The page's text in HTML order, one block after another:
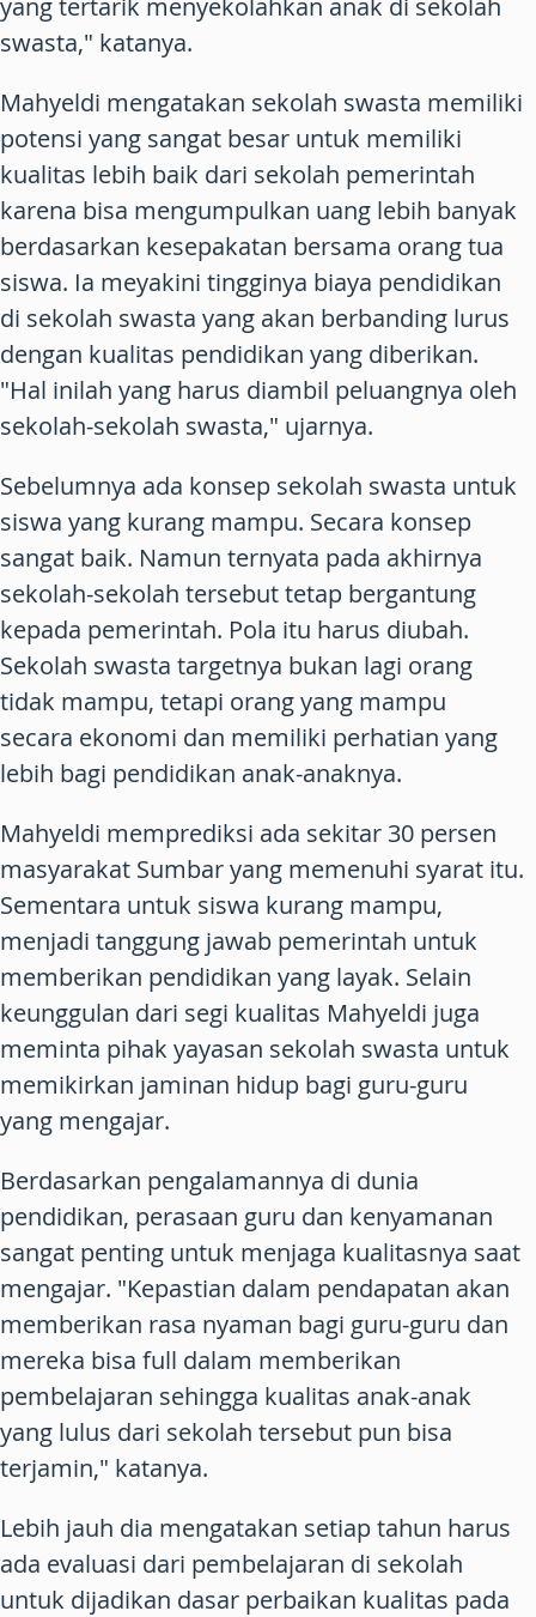
swasta," katanya.
Mahyeldi mengatakan sekolah swasta memiliki
potensi yang sangat besar untuk memiliki
kualitas lebih baik dari sekolah pemerintah
karena bisa mengumpulkan uang lebih banyak
berdasarkan kesepakatan bersama orang tua
siswa. Ia meyakini tingginya biaya pendidikan
di sekolah swasta yang akan berbanding lurus
dengan kualitas pendidikan yang diberikan.
"Hal inilah yang harus diambil peluangnya oleh
sekolah-sekolah swasta," ujarnya.
Sebelumnya ada konsep sekolah swasta untuk
siswa yang kurang mampu. Secara konsep
sangat baik. Namun ternyata pada akhirnya
sekolah-sekolah tersebut tetap bergantung
kepada pemerintah. Pola itu harus diubah.
Sekolah swasta targetnya bukan lagi orang
tidak mampu, tetapi orang yang mampu
secara ekonomi dan memiliki perhatian yang
lebih bagi pendidikan anak-anaknya.
Mahyeldi memprediksi ada sekitar 30 persen
masyarakat Sumbar yang memenuhi syarat itu.
Sementara untuk siswa kurang mampu,
menjadi tanggung jawab pemerintah untuk
memberikan pendidikan yang layak. Selain
keunggulan dari segi kualitas Mahyeldi juga
meminta pihak yayasan sekolah swasta untuk
memikirkan jaminan hidup bagi guru-guru
yang mengajar.
Berdasarkan pengalamannya di dunia
pendidikan, perasaan guru dan kenyamanan
sangat penting untuk menjaga kualitasnya saat
mengajar. "Kepastian dalam pendapatan akan
memberikan rasa nyaman bagi guru-guru dan
mereka bisa full dalam memberikan
pembelajaran sehingga kualitas anak-anak
yang lulus dari sekolah tersebut pun bisa
terjamin," katanya.
Lebih jauh dia mengatakan setiap tahun harus
ada evaluasi dari pembelajaran di sekolah
untuk dijadikan dasar perbaikan kualitas pada